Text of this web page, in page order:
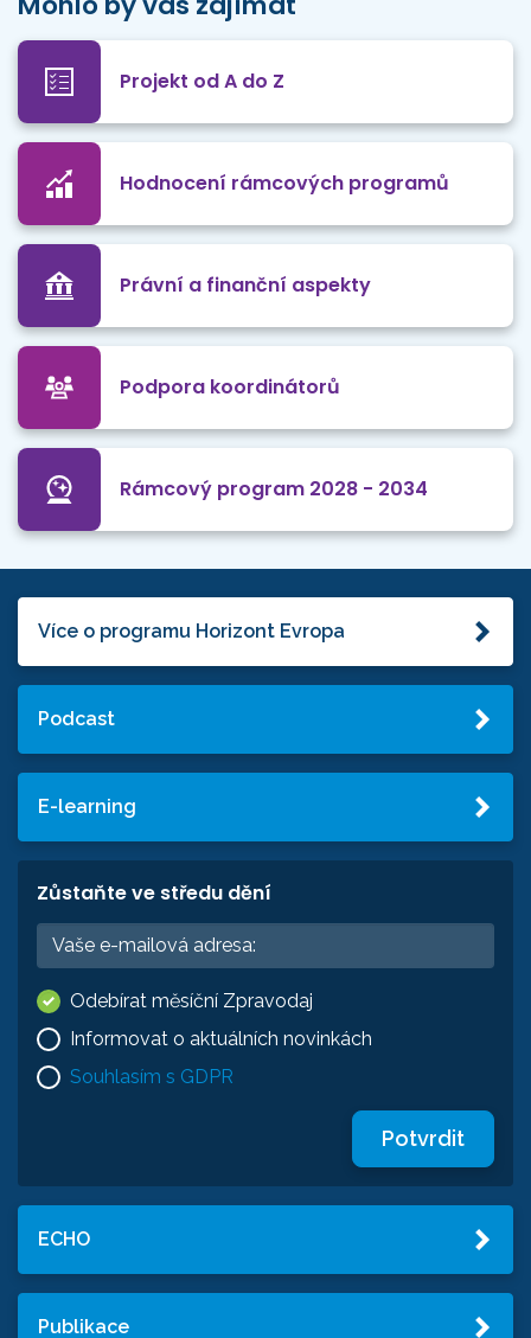
Projekt od A do Z
Hodnocení rámcových programů
Právní a finanční aspekty
Podpora koordinátorů
Rámcový program 2028 - 2034
Více o programu Horizont Evropa
Podcast
E-learning
Zůstaňte ve středu dění
Odebírat měsíční Zpravodaj
Informovat o aktuálních novinkách
Souhlasím s GDPR
Potvrdit
ECHO
Publikace